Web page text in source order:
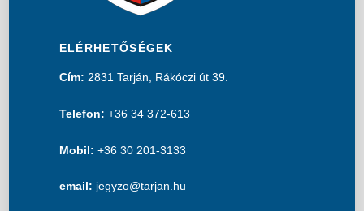
ELÉRHETŐSÉGEK
Cím: 2831 Tarján, Rákóczi út 39.
Telefon: +36 34 372-613
Mobil: +36 30 201-3133
email: jegyzo@tarjan.hu